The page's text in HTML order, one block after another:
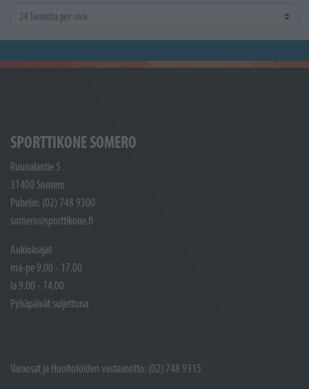
SPORTTIKONE SOMERO
Ruunalantie 5
31400 Somero
Puhelin: (02) 748 9300
somero@sporttikone.fi
Aukioloajat
ma-pe 9.00 - 17.00
la 9.00 - 14.00
Pyhäpäivät suljettuna
Varaosat ja Huoltotöiden vastaanotto: (02) 748 9315